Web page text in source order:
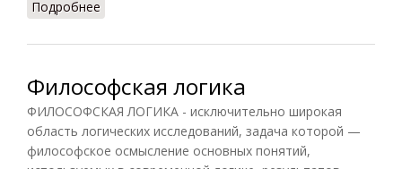
Подробнее
Философская логика
ФИЛОСОФСКАЯ ЛОГИКА - исключительно широкая
область логических исследований, задача которой —
философское осмысление основных понятий,